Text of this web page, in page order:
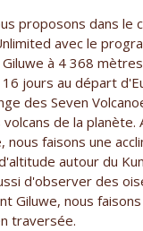
proposons dans le
avec le
à 4 368
jours au départ
des Seven
de la planète.
nous faisons une
autour du
d'observer des
Giluwe, nous
traversée.